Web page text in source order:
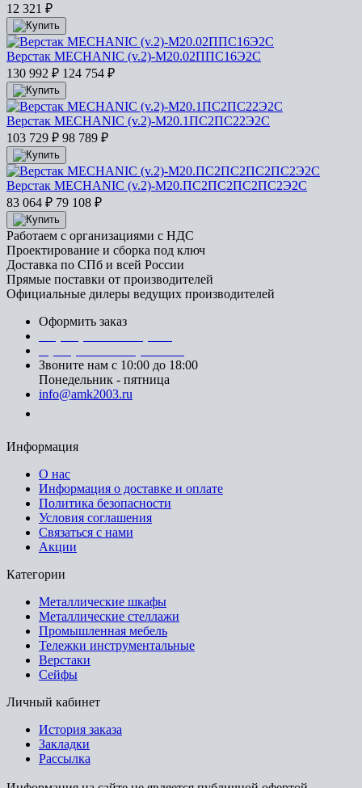
12 321 ₽
Верстак MECHANIC (v.2)-М20.02ППС16Э2С
130 992 ₽ 124 754 ₽
Верстак MECHANIC (v.2)-М20.1ПС2ПС22Э2С
103 729 ₽ 98 789 ₽
Верстак MECHANIC (v.2)-М20.ПС2ПС2ПС2ПС2Э2С
83 064 ₽ 79 108 ₽
Работаем с организациями с НДС
Проектирование и сборка под ключ
Доставка по СПб и всей России
Прямые поставки от производителей
Официальные дилеры ведущих производителей
Оформить заказ
Звоните нам с 10:00 до 18:00
Понедельник - пятница
info@amk2003.ru
Информация
О нас
Информация о доставке и оплате
Политика безопасности
Условия соглашения
Связаться с нами
Акции
Категории
Металлические шкафы
Металлические стеллажи
Промышленная мебель
Тележки инструментальные
Верстаки
Сейфы
Личный кабинет
История заказа
Закладки
Рассылка